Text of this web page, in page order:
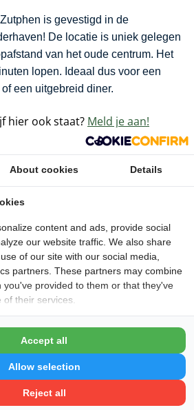
is gevestigd in de
De locatie is uniek gelegen
van het oude centrum. Het
lopen. Ideaal dus voor een
een uitgebreid diner.
hier ook staat? Meld je aan!
11:30 - 22:00
11:30 - 22:00
11:30 - 22:00
11:30 - 22:00
About cookies Details
content and ads, provide social
our website traffic. We also share
of our site with our social media,
partners. These partners may combine
you've provided to them or that they've
their services.
Reject all
Allow selection
Accept all